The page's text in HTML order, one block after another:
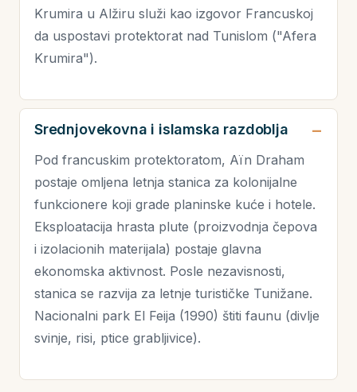
Krumira u Alžiru služi kao izgovor Francuskoj
da uspostavi protektorat nad Tunislom ("Afera
Krumira").
Srednjovekovna i islamska razdoblja
Pod francuskim protektoratom, Aïn Draham
postaje omljena letnja stanica za kolonijalne
funkcionere koji grade planinske kuće i hotele.
Eksploatacija hrasta plute (proizvodnja čepova
i izolacionih materijala) postaje glavna
ekonomska aktivnost. Posle nezavisnosti,
stanica se razvija za letnje turističke Tunižane.
Nacionalni park El Feija (1990) štiti faunu (divlje
svinje, risi, ptice grabljivice).